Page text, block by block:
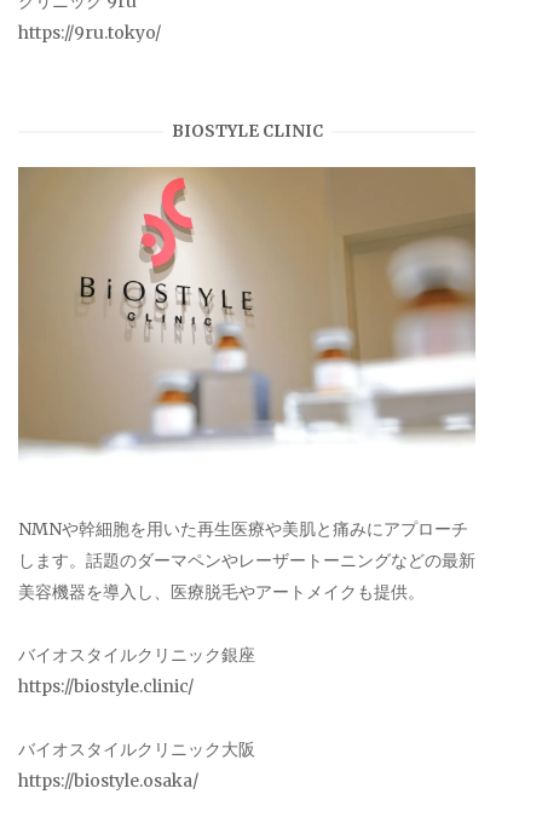
https://9ru.tokyo/
BIOSTYLE CLINIC
NMNや幹細胞を用いた再生医療や美肌と痛みにアプローチ
します。話題のダーマペンやレーザートーニングなどの最新
美容機器を導入し、医療脱毛やアートメイクも提供。
バイオスタイルクリニック銀座
https://biostyle.clinic/
バイオスタイルクリニック大阪
https://biostyle.osaka/